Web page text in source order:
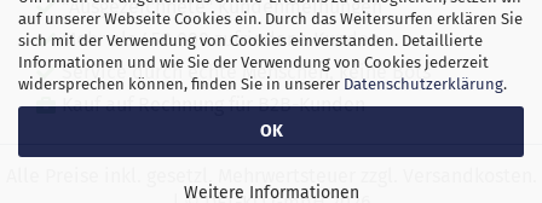
auf unserer Webseite Cookies ein. Durch das Weitersurfen erklären Sie
sich mit der Verwendung von Cookies einverstanden. Detaillierte
Informationen und wie Sie der Verwendung von Cookies jederzeit
widersprechen können, finden Sie in unserer Datenschutzerklärung.
OK
Weitere Informationen
"Ausgezeichnete" Kundenmeinungen
Mehr als 450.000 zufriedene Kunden
Service durch echte Menschen, keine Bots
Kauf auf Rechnung für B2B-Kunden